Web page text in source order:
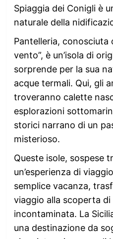
Spiaggia dei Conigli è
naturale della
Pantelleria, conosciuta
vento”, è un’isola di
sorprende per la sua
acque termali. Qui, gli
troveranno calette
esplorazioni
storici narrano di un
misterioso.
Queste isole, sospese
un’esperienza di
semplice vacanza,
viaggio alla scoperta di
incontaminata. La
una destinazione da